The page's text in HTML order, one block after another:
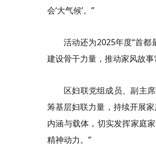
会‘大气候’。”
活动还为2025年度“首都
建设骨干力量，推动家风故事
区妇联党组成员、副主
筹基层妇联力量，持续开展
内涵与载体，切实发挥家庭
精神动力。”